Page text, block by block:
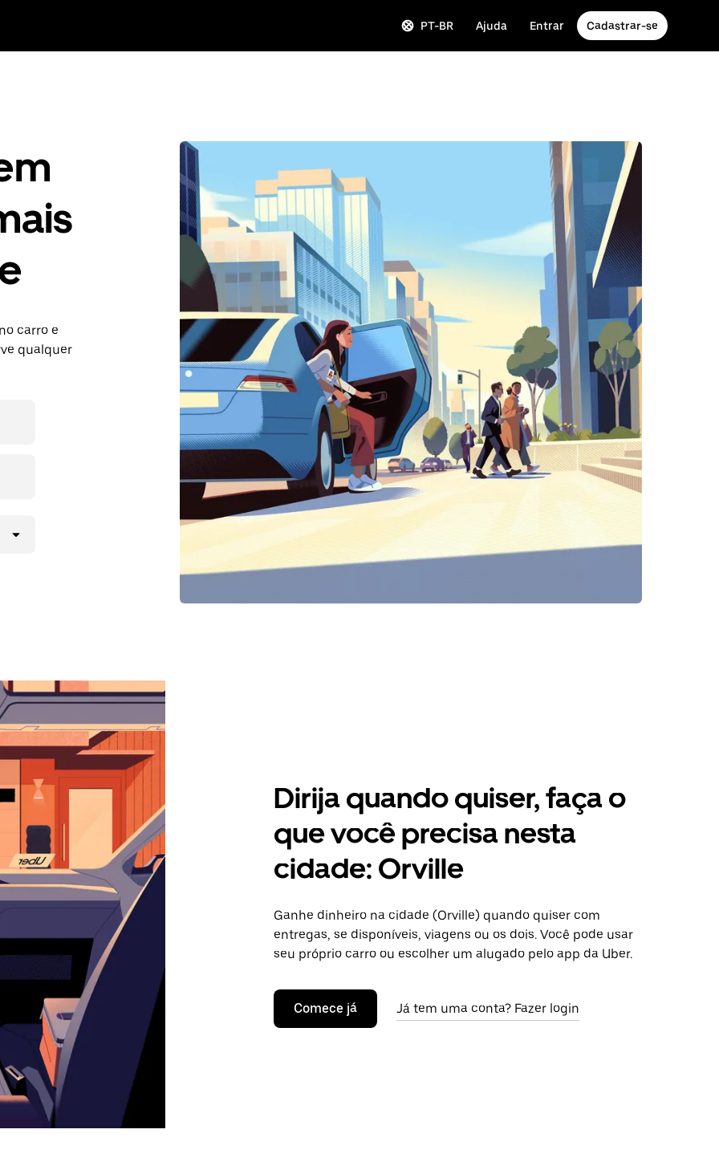
PT-BR Ajuda Entrar Cadastrar-se
carro e
qualquer
Dirija quando quiser, faça o
que você precisa nesta
cidade: Orville
Ganhe dinheiro na cidade (Orville) quando quiser com
entregas, se disponíveis, viagens ou os dois. Você pode usar
seu próprio carro ou escolher um alugado pelo app da Uber.
Comece já Já tem uma conta? Fazer login